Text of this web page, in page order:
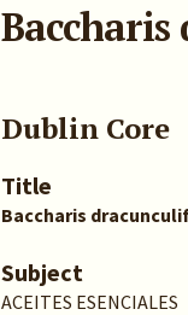
Dublin Core
Title
Baccharis
Subject
ACEITES ESENCIALES